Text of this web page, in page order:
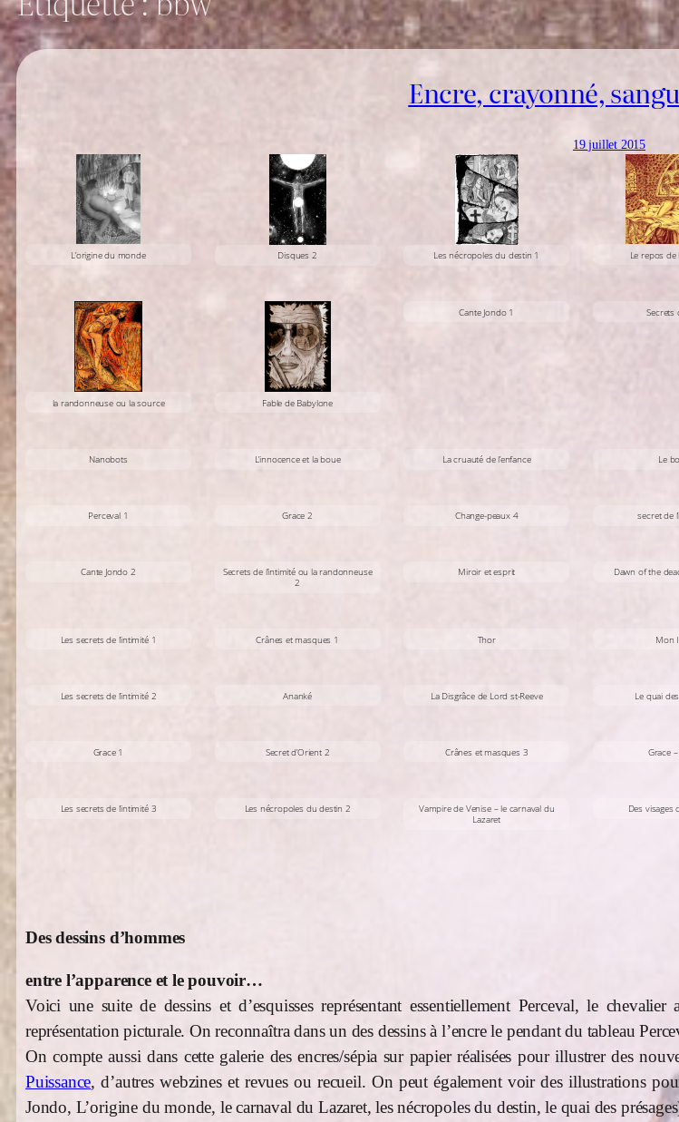
Encre, crayonné,
19 juillet 2015
L’origine du monde Disques 2 Les nécropoles du destin 1 Le repos de
la randonneuse ou la source Fable de Babylone
Cante Jondo 1 Secrets
Nanobots L’innocence et la boue La cruauté de l’enfance Le
Perceval 1 Grace 2 Change-peaux 4 secret de
Cante Jondo 2
Secrets de l’intimité ou la randonneuse
2
Miroir et esprit Dawn of the
Les secrets de l’intimité 1 Crânes et masques 1 Thor Mon
Les secrets de l’intimité 2 Ananké La Disgrâce de Lord st-Reeve Le quai
Grace 1 Secret d’Orient 2 Crânes et masques 3 Grace
Les secrets de l’intimité 3 Les nécropoles du destin 2
Vampire de Venise – le carnaval du
Lazaret
Des visages
Des dessins d’hommes
entre l’apparence et le pouvoir…
Voici une suite de dessins et d’esquisses représentant essentiellement Perceval, le
représentation picturale. On reconnaîtra dans un des dessins à l’encre le pendant du tableau
On compte aussi dans cette galerie des encres/sépia sur papier réalisées pour illustrer des
Puissance, d’autres webzines et revues ou recueil. On peut également voir des illustrations
Jondo, L’origine du monde, le carnaval du Lazaret, les nécropoles du destin, le quai des